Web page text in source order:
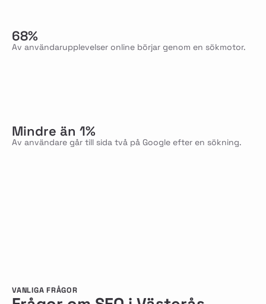
68%
Av användarupplevelser online börjar genom en sökmotor.
Mindre än 1%
Av användare går till sida två på Google efter en sökning.
VANLIGA FRÅGOR